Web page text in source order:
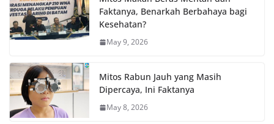
Faktanya, Benarkah Berbahaya bagi
Kesehatan?
May 9, 2026
Mitos Rabun Jauh yang Masih
Dipercaya, Ini Faktanya
May 8, 2026